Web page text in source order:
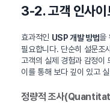
3-2. 고객 인사이
효과적인 USP 개발 방법을
필요합니다. 단순히 설문조
고객의 실제 경험과 감정이
이를 통해 보다 깊이 있고
정량적 조사